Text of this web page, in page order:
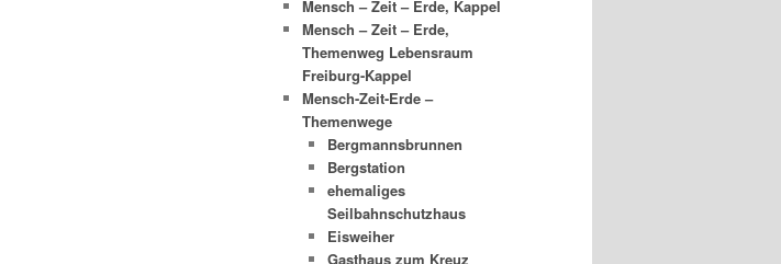
Mensch – Zeit – Erde, Kappel
Mensch – Zeit – Erde,
Themenweg Lebensraum
Freiburg-Kappel
Mensch-Zeit-Erde –
Themenwege
Bergmannsbrunnen
Bergstation
ehemaliges
Seilbahnschutzhaus
Eisweiher
Gasthaus zum Kreuz